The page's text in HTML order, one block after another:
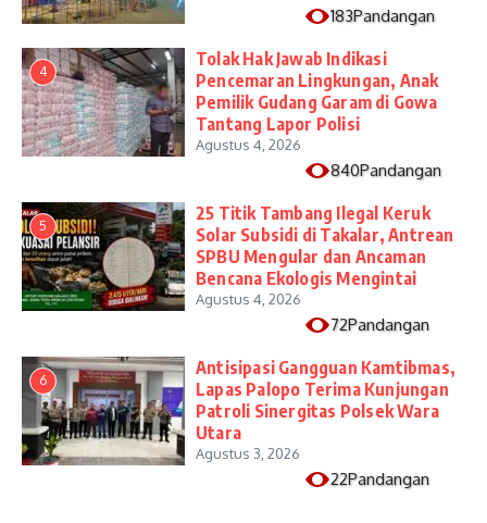
183Pandangan
4
Tolak Hak Jawab Indikasi
Pencemaran Lingkungan, Anak
Pemilik Gudang Garam di Gowa
Tantang Lapor Polisi
Agustus 4, 2026
840Pandangan
5
25 Titik Tambang Ilegal Keruk
Solar Subsidi di Takalar, Antrean
SPBU Mengular dan Ancaman
Bencana Ekologis Mengintai
Agustus 4, 2026
72Pandangan
6
Antisipasi Gangguan Kamtibmas,
Lapas Palopo Terima Kunjungan
Patroli Sinergitas Polsek Wara
Utara
Agustus 3, 2026
22Pandangan